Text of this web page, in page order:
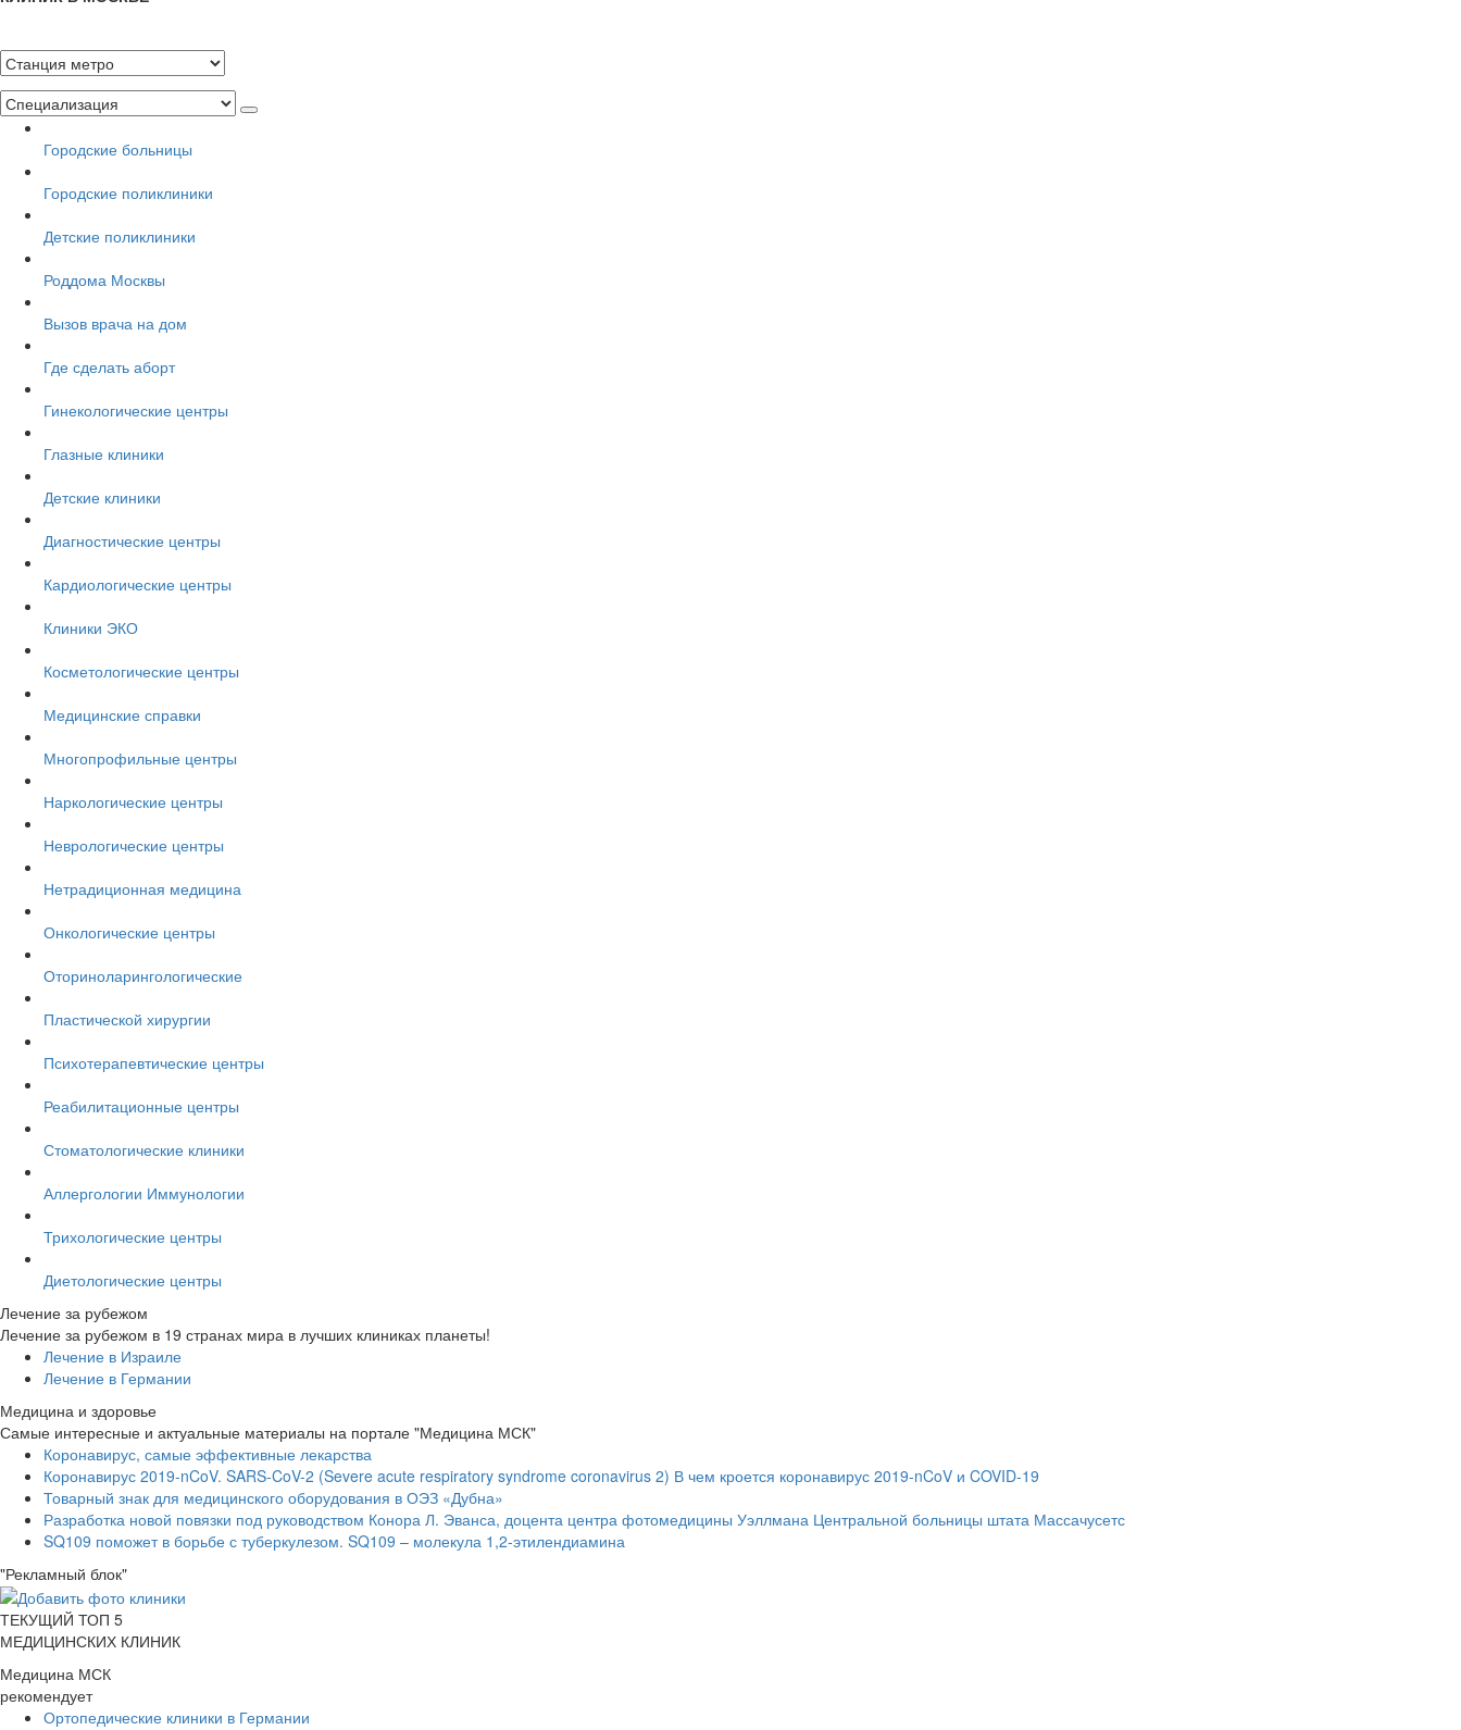
Городские больницы
Городские поликлиники
Детские поликлиники
Роддома Москвы
Вызов врача на дом
Где сделать аборт
Гинекологические центры
Глазные клиники
Детские клиники
Диагностические центры
Кардиологические центры
Клиники ЭКО
Косметологические центры
Медицинские справки
Многопрофильные центры
Наркологические центры
Неврологические центры
Нетрадиционная медицина
Онкологические центры
Оториноларингологические
Пластической хирургии
Психотерапевтические центры
Реабилитационные центры
Стоматологические клиники
Аллергологии Иммунологии
Трихологические центры
Диетологические центры
Лечение за рубежом
Лечение за рубежом в 19 странах мира в лучших клиниках планеты!
Лечение в Израиле
Лечение в Германии
Медицина и здоровье
Самые интересные и актуальные материалы на портале "Медицина МСК"
Коронавирус, самые эффективные лекарства
Коронавирус 2019-nCoV. SARS-CoV-2 (Severe acute respiratory syndrome coronavirus 2) В чем кроется коронавирус 2019-nCoV и COVID-19
Товарный знак для медицинского оборудования в ОЭЗ «Дубна»
Разработка новой повязки под руководством Конора Л. Эванса, доцента центра фотомедицины Уэллмана Центральной больницы штата Массачусетс
SQ109 поможет в борьбе с туберкулезом. SQ109 – молекула 1,2-этилендиамина
"Рекламный блок"
ТЕКУЩИЙ ТОП 5
МЕДИЦИНСКИХ КЛИНИК
Медицина МСК
рекомендует
Ортопедические клиники в Германии